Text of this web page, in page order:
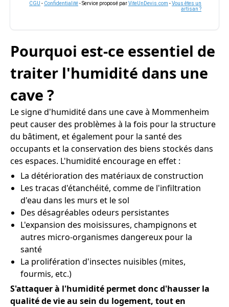
CGU - Confidentialité- Service proposé parViteUnDevis.com -Vous êtes un
artisan ?
Pourquoi est-ce essentiel de
traiter l'humidité dans une
cave ?
Le signe d'humidité dans une cave à Mommenheim
peut causer des problèmes à la fois pour la structure
du bâtiment, et également pour la santé des
occupants et la conservation des biens stockés dans
ces espaces. L'humidité encourage en effet :
La détérioration des matériaux de construction
Les tracas d'étanchéité, comme de l'infiltration
d'eau dans les murs et le sol
Des désagréables odeurs persistantes
L'expansion des moisissures, champignons et
autres micro-organismes dangereux pour la
santé
La prolifération d'insectes nuisibles (mites,
fourmis, etc.)
S'attaquer à l'humidité permet donc d'hausser la
qualité de vie au sein du logement, tout en